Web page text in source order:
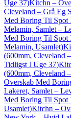
Uge 37)Kitchn –
Cleveland – Grå Eg
Med Boring Til Spot
Melamin, Samlet –
Med Boring Til Spot
Melamin, Usamlet)
(600mm, Cleveland
Tidligst I Uge 37)
(600mm, Cleveland
Overskab Med
Lakeret, Samlet –
Med Boring Til Spot
Usamlet)Kitchn –